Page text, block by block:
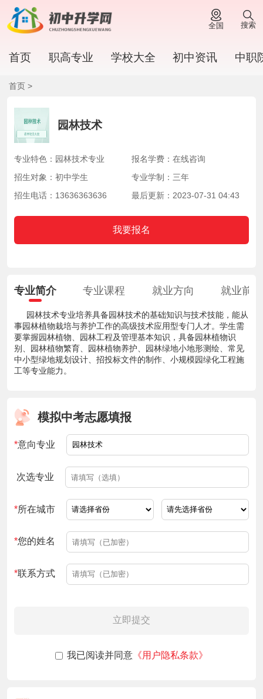
全国 搜索
首页 职高专业 学校大全 初中资讯 中职
首页 >
园林技术
专业特色：园林技术专业
报名学费：在线咨询
招生对象：初中学生
专业学制：三年
招生电话：13636363636
最后更新：2023-07-31 04:43
我要报名
专业简介 专业课程 就业方向 就业前景
园林技术专业培养具备园林技术的基础知识与技术技能，能从
事园林植物栽培与养护工作的高级技术应用型专门人才。学生需
要掌握园林植物、园林工程及管理基本知识，具备园林植物识
别、园林植物繁育、园林植物养护、园林绿地小地形测绘、常见
中小型绿地规划设计、招投标文件的制作、小规模园绿化工程施
工等专业能力。
模拟中考志愿填报
*意向专业
次选专业
*所在城市
*您的姓名
*联系方式
立即提交
我已阅读并同意 《用户隐私条款》